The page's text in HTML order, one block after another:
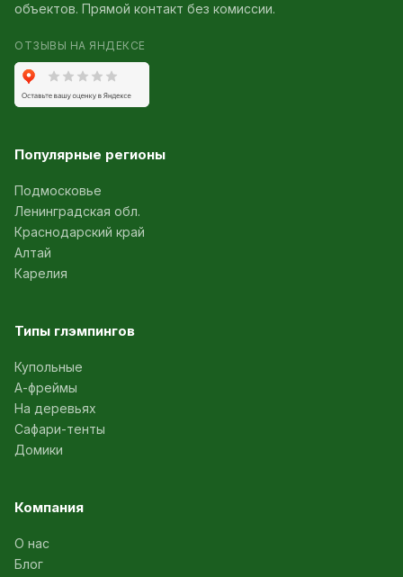
объектов. Прямой контакт без комиссии.
ОТЗЫВЫ НА ЯНДЕКСЕ
Популярные регионы
Подмосковье
Ленинградская обл.
Краснодарский край
Алтай
Карелия
Типы глэмпингов
Купольные
А-фреймы
На деревьях
Сафари-тенты
Домики
Компания
О нас
Блог